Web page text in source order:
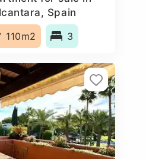
Spain
110m2 3